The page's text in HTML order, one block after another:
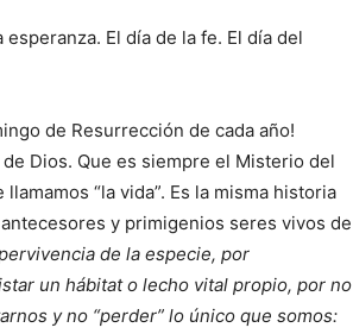
El día de la fe. El día del
de Resurrección de cada año!
Dios. Que es siempre el Misterio del
“la vida”. Es la misma historia
y primigenios seres vivos de
de la especie, por
un hábitat o lecho vital propio, por no
y no “perder” lo único que somos: